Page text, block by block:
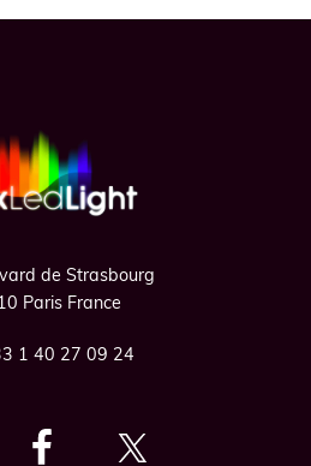
de Strasbourg
Paris France
1 40 27 09 24